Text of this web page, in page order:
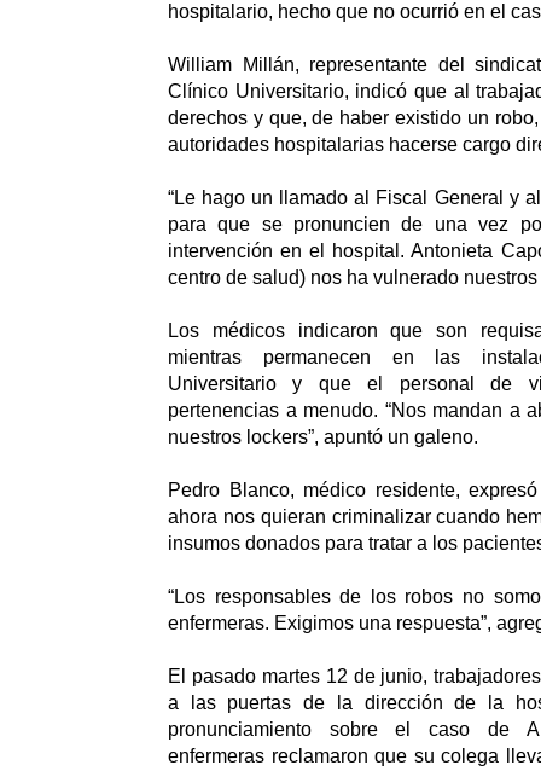
hospitalario, hecho que no ocurrió en el
William Millán, representante del
Clínico Universitario, indicó que al
derechos y que, de haber existido un
autoridades hospitalarias hacerse cargo
“Le hago un llamado al Fiscal General y
para que se pronuncien de una vez
intervención en el hospital. Antonieta
centro de salud) nos ha vulnerado nuestros
Los médicos indicaron que son
mientras permanecen en las
Universitario y que el personal de
pertenencias a menudo. “Nos mandan a
nuestros lockers”, apuntó un galeno.
Pedro Blanco, médico residente,
ahora nos quieran criminalizar cuando
insumos donados para tratar a los
“Los responsables de los robos no
enfermeras. Exigimos una respuesta”,
El pasado martes 12 de junio,
a las puertas de la dirección de la
pronunciamiento sobre el caso de
enfermeras reclamaron que su colega